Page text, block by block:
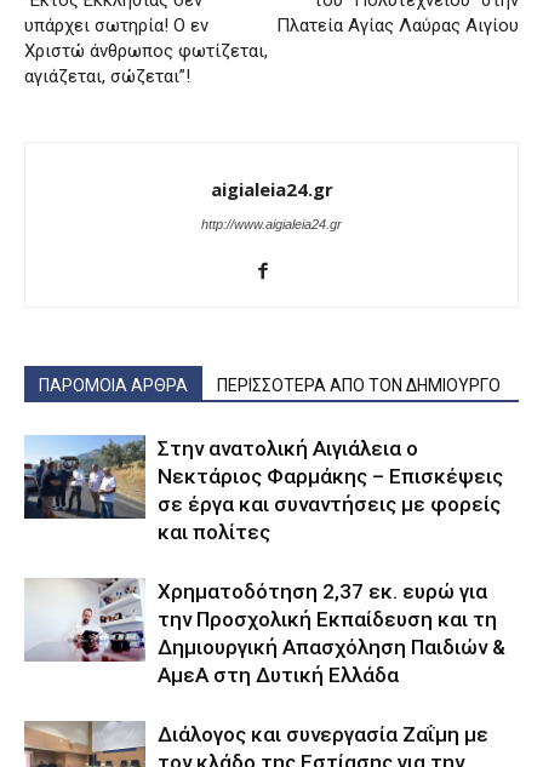
υπάρχει σωτηρία! Ο εν
Χριστώ άνθρωπος φωτίζεται,
αγιάζεται, σώζεται”!
Πλατεία Αγίας Λαύρας Αιγίου
aigialeia24.gr
http://www.aigialeia24.gr
ΠΑΡΟΜΟΙΑ ΑΡΘΡΑ ΠΕΡΙΣΣΟΤΕΡΑ ΑΠΟ ΤΟΝ ΔΗΜΙΟΥΡΓΟ
Στην ανατολική Αιγιάλεια ο
Νεκτάριος Φαρμάκης – Επισκέψεις
σε έργα και συναντήσεις με φορείς
και πολίτες
Χρηματοδότηση 2,37 εκ. ευρώ για
την Προσχολική Εκπαίδευση και τη
Δημιουργική Απασχόληση Παιδιών &
ΑμεΑ στη Δυτική Ελλάδα
Διάλογος και συνεργασία Ζαΐμη με
τον κλάδο της Εστίασης για την